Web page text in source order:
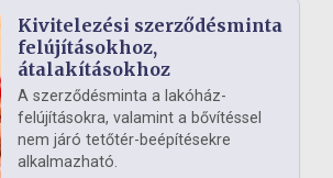
Kivitelezési szerződésminta
felújításokhoz,
átalakításokhoz
A szerződésminta a lakóház-
felújításokra, valamint a bővítéssel
nem járó tetőtér-beépítésekre
alkalmazható.